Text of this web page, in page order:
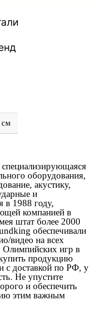
см
оборудования,
акустику,
и
в 1988 году,
компанией в
штат более 2000
обеспечивали
видео на всех
игр в
продукцию
с доставкой по РФ, у
Не упустите
и обеспечить
этим важным